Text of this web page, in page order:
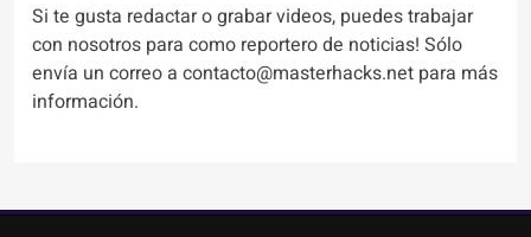
Si te gusta redactar o grabar videos, puedes trabajar
con nosotros para como reportero de noticias! Sólo
envía un correo a contacto@masterhacks.net para más
información.